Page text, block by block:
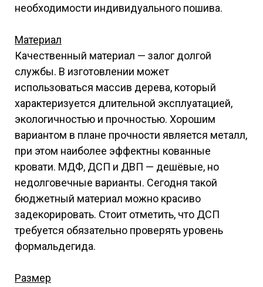
необходимости индивидуального пошива.
Материал
Качественный материал — залог долгой
службы. В изготовлении может
использоваться массив дерева, который
характеризуется длительной эксплуатацией,
экологичностью и прочностью. Хорошим
вариантом в плане прочности является металл,
при этом наиболее эффектны кованные
кровати. МДФ, ДСП и ДВП — дешёвые, но
недолговечные варианты. Сегодня такой
бюджетный материал можно красиво
задекорировать. Стоит отметить, что ДСП
требуется обязательно проверять уровень
формальдегида.
Размер